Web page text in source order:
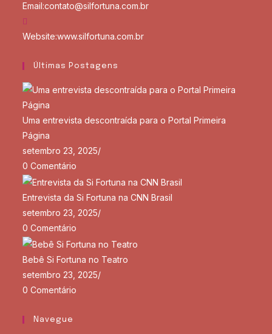
Email:contato@silfortuna.com.br
Website:www.silfortuna.com.br
Últimas Postagens
Uma entrevista descontraída para o Portal Primeira
Página
setembro 23, 2025/
0 Comentário
Entrevista da Si Fortuna na CNN Brasil
setembro 23, 2025/
0 Comentário
Bebê Si Fortuna no Teatro
setembro 23, 2025/
0 Comentário
Navegue